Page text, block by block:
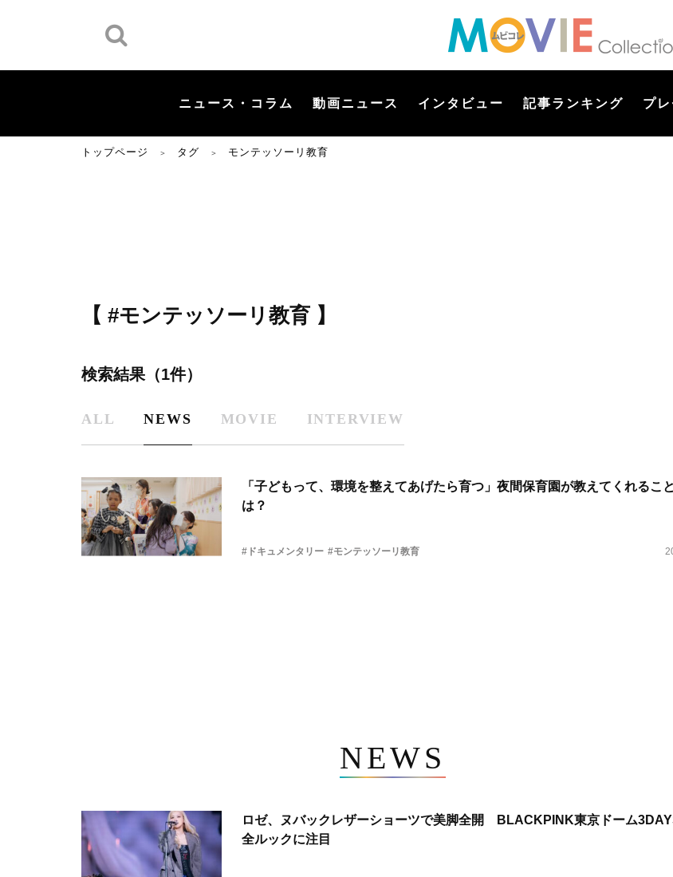
ニュース・コラム 動画ニュース インタビュー 記事ランキング プレ
トップページ ＞ タグ ＞ モンテッソーリ教育
【 #モンテッソーリ教育 】
検索結果（1件）
ALL NEWS MOVIE INTERVIEW
「子どもって、環境を整えてあげたら育つ」夜間保育園が教えてくれるこ
は？
#ドキュメンタリー #モンテッソーリ教育
NEWS
ロゼ、ヌバックレザーショーツで美脚全開 BLACKPINK東京ドーム
全ルックに注目